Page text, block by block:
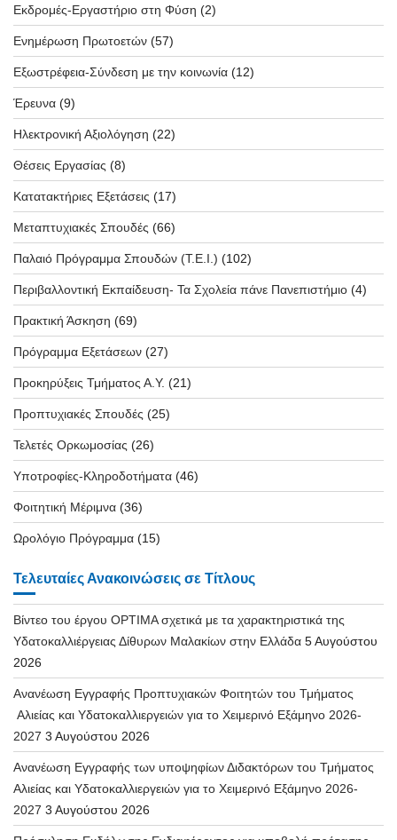
Εκδρομές-Εργαστήριο στη Φύση (2)
Ενημέρωση Πρωτοετών (57)
Εξωστρέφεια-Σύνδεση με την κοινωνία (12)
Έρευνα (9)
Ηλεκτρονική Αξιολόγηση (22)
Θέσεις Εργασίας (8)
Κατατακτήριες Εξετάσεις (17)
Μεταπτυχιακές Σπουδές (66)
Παλαιό Πρόγραμμα Σπουδών (T.E.I.) (102)
Περιβαλλοντική Εκπαίδευση- Τα Σχολεία πάνε Πανεπιστήμιο (4)
Πρακτική Άσκηση (69)
Πρόγραμμα Εξετάσεων (27)
Προκηρύξεις Τμήματος Α.Υ. (21)
Προπτυχιακές Σπουδές (25)
Τελετές Ορκωμοσίας (26)
Υποτροφίες-Κληροδοτήματα (46)
Φοιτητική Μέριμνα (36)
Ωρολόγιο Πρόγραμμα (15)
Τελευταίες Ανακοινώσεις σε Τίτλους
Βίντεο του έργου OPTIMA σχετικά με τα χαρακτηριστικά της
Υδατοκαλλιέργειας Δίθυρων Μαλακίων στην Ελλάδα 5 Αυγούστου
2026
Ανανέωση Εγγραφής Προπτυχιακών Φοιτητών του Τμήματος
Αλιείας και Υδατοκαλλιεργειών για το Χειμερινό Εξάμηνο 2026-
2027 3 Αυγούστου 2026
Ανανέωση Εγγραφής των υποψηφίων Διδακτόρων του Τμήματος
Αλιείας και Υδατοκαλλιεργειών για το Χειμερινό Εξάμηνο 2026-
2027 3 Αυγούστου 2026